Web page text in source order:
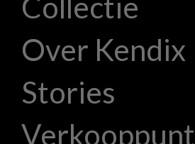
Collectie
Over Kendix
Stories